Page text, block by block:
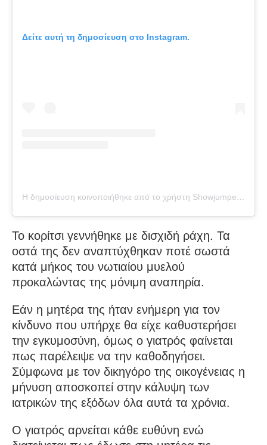
Δείτε αυτή τη δημοσίευση στο Instagram.
Η δημοσίευση κοινοποιήθηκε από το χρήστη Showjumper…+health issues??‍
Το κορίτσι γεννήθηκε με δισχιδή ράχη. Τα
οστά της δεν αναπτύχθηκαν ποτέ σωστά
κατά μήκος του νωτιαίου μυελού
προκαλώντας της μόνιμη αναπηρία.
Εάν η μητέρα της ήταν ενήμερη για τον
κίνδυνο που υπήρχε θα είχε καθυστερήσει
την εγκυμοσύνη, όμως ο γιατρός φαίνεται
πως παρέλειψε να την καθοδηγήσει.
Σύμφωνα με τον δικηγόρο της οικογένειας η
μήνυση αποσκοπεί στην κάλυψη των
ιατρικών της εξόδων όλα αυτά τα χρόνια.
Ο γιατρός αρνείται κάθε ευθύνη ενώ